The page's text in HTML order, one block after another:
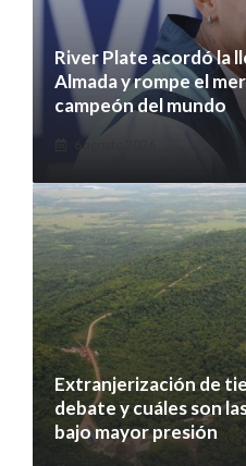
River Plate acordó la
Almada y rompe el
campeón del mundo
6 agosto 2026
Extranjerización de
debate y cuáles son
bajo mayor presión